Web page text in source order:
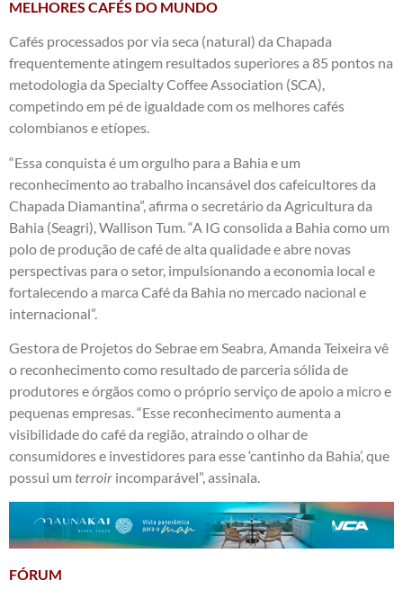
MELHORES CAFÉS DO MUNDO
Cafés processados ​​por via seca (natural) da Chapada
frequentemente atingem resultados superiores a 85 pontos na
metodologia da Specialty Coffee Association (SCA),
competindo em pé de igualdade com os melhores cafés
colombianos e etíopes.
“Essa conquista é um orgulho para a Bahia e um
reconhecimento ao trabalho incansável dos cafeicultores da
Chapada Diamantina”, afirma o secretário da Agricultura da
Bahia (Seagri), Wallison Tum. “A IG consolida a Bahia como um
polo de produção de café de alta qualidade e abre novas
perspectivas para o setor, impulsionando a economia local e
fortalecendo a marca Café da Bahia no mercado nacional e
internacional”.
Gestora de Projetos do Sebrae em Seabra, Amanda Teixeira vê
o reconhecimento como resultado de parceria sólida de
produtores e órgãos como o próprio serviço de apoio a micro e
pequenas empresas. “Esse reconhecimento aumenta a
visibilidade do café da região, atraindo o olhar de
consumidores e investidores para esse ‘cantinho da Bahia’, que
possui um terroir incomparável”, assinala.
FÓRUM